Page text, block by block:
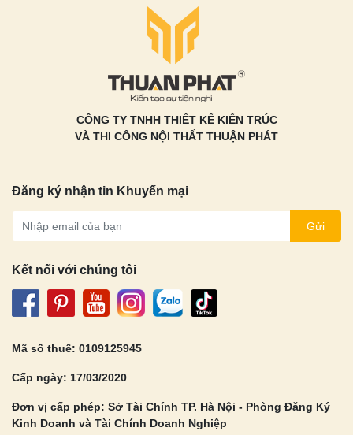
CÔNG TY TNHH THIẾT KẾ KIẾN TRÚC
VÀ THI CÔNG NỘI THẤT THUẬN PHÁT
Đăng ký nhận tin Khuyến mại
Gửi
Kết nối với chúng tôi
Mã số thuế: 0109125945
Cấp ngày: 17/03/2020
Đơn vị cấp phép: Sở Tài Chính TP. Hà Nội - Phòng Đăng Ký
Kinh Doanh và Tài Chính Doanh Nghiệp